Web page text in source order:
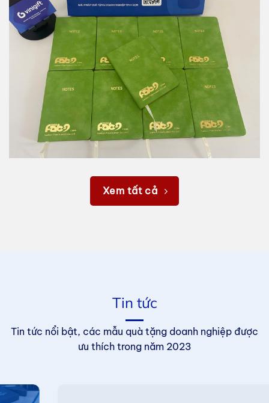
Xem tất cả
Tin tức
Tin tức nổi bật, các mẫu quà tặng doanh nghiệp được
ưu thích trong năm 2023